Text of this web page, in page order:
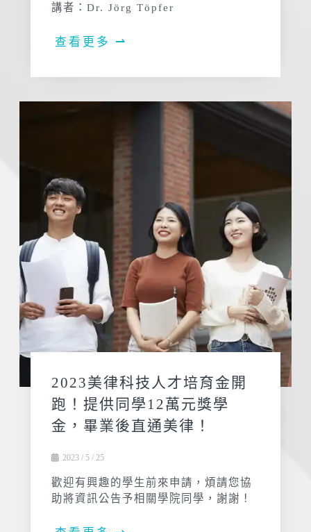
講者：Dr. Jörg Töpfer
查看更多 ⇀
2023美律科技人才培育金開
跑！提供同學12萬元獎學
金，畢業後直通美律！
2023 / 5 / 25
歡迎有興趣的學生前來申請，煩請您協
助將資訊公告予相關學院同學，謝謝！